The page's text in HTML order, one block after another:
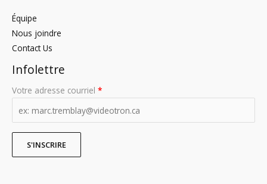
Équipe
Nous joindre
Contact Us
Infolettre
Votre adresse courriel *